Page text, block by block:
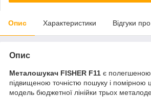
Опис Характеристики Відгуки
Опис
Металошукач FISHER F11 є
підвищеною точністю пошуку і помірною
модель бюджетної лінійки трьох